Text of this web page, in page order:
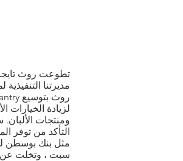
لزيادة الخيارات
ومنتجات
التأكد من توفر
مثل بنك بوسطن
سبت ، وتخلت عن